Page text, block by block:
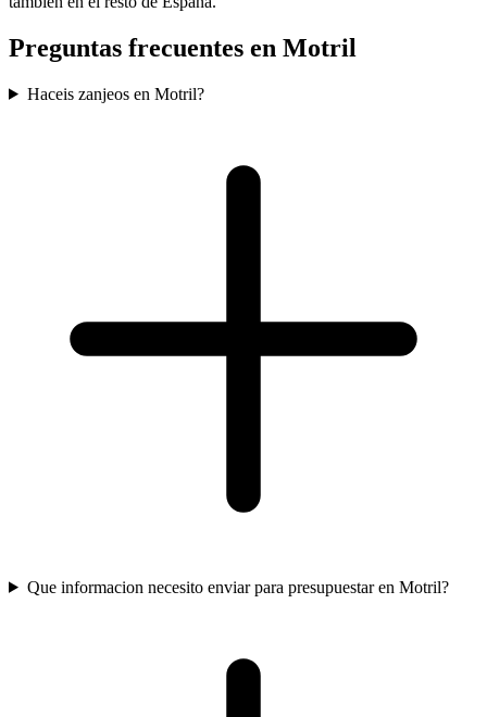
Preguntas frecuentes en Motril
Haceis zanjeos en Motril?
Que informacion necesito enviar para presupuestar en Motril?